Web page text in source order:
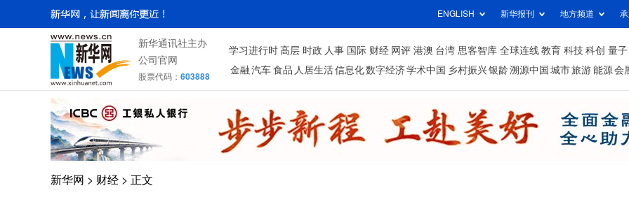
ENGLISH 新华报刊 地方频道
新华通讯社主办
公司官网
股票代码： 603888
学习进行时 高层 时政 人事 国际 财经 网评 港澳 台湾 思客智库 全球连线 教育 科技 科创 量子
金融 汽车 食品 人居生活信息化数字经济学术中国 乡村振兴银龄溯源中国 城市旅游 能源 会
新华网 > 财经 > 正文